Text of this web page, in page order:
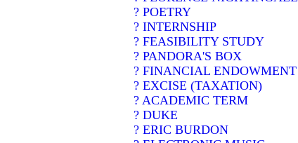
? POETRY
? INTERNSHIP
? FEASIBILITY STUDY
? PANDORA'S BOX
? FINANCIAL ENDOWMENT
? EXCISE (TAXATION)
? ACADEMIC TERM
? DUKE
? ERIC BURDON